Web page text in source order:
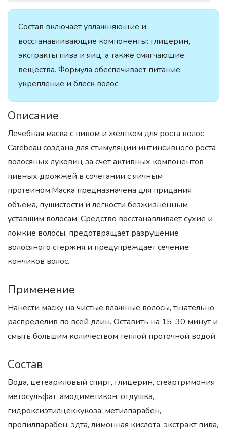
Состав включает увлажняющие и
восстанавливающие компоненты: глицерин,
экстракты пива и яиц, а также смягчающие
вещества. Формула обеспечивает питание,
укрепление и блеск волос.
Описание
Лечебная маска с пивом и желтком для роста волос
Carebeau создана для стимуляции интинсивного роста
волосяных луковиц за счет активных компонентов
пивных дрожжей в сочетании с яичным
протеином.Маска предназначена для придания
объема, пушистости и легкости безжизненным
уставшим волосам. Средство восстанавливает сухие и
ломкие волосы, предотвращает разрушение
волосяного стержня и предупреждает сечение
кончиков волос.
Применение
Нанести маску на чистые влажные волосы, тщательно
распределив по всей длин. Оставить на 15-30 минут и
смыть большим количеством теплой проточной водой
Состав
Вода, цетеариловый спирт, глицерин, стеартримония
метосульфат, амодиметикон, отдушка,
гидроксиэтилцеккукоза, метилпарабен,
пропилпарабен, эдта, лимонная кислота, экстракт пива,